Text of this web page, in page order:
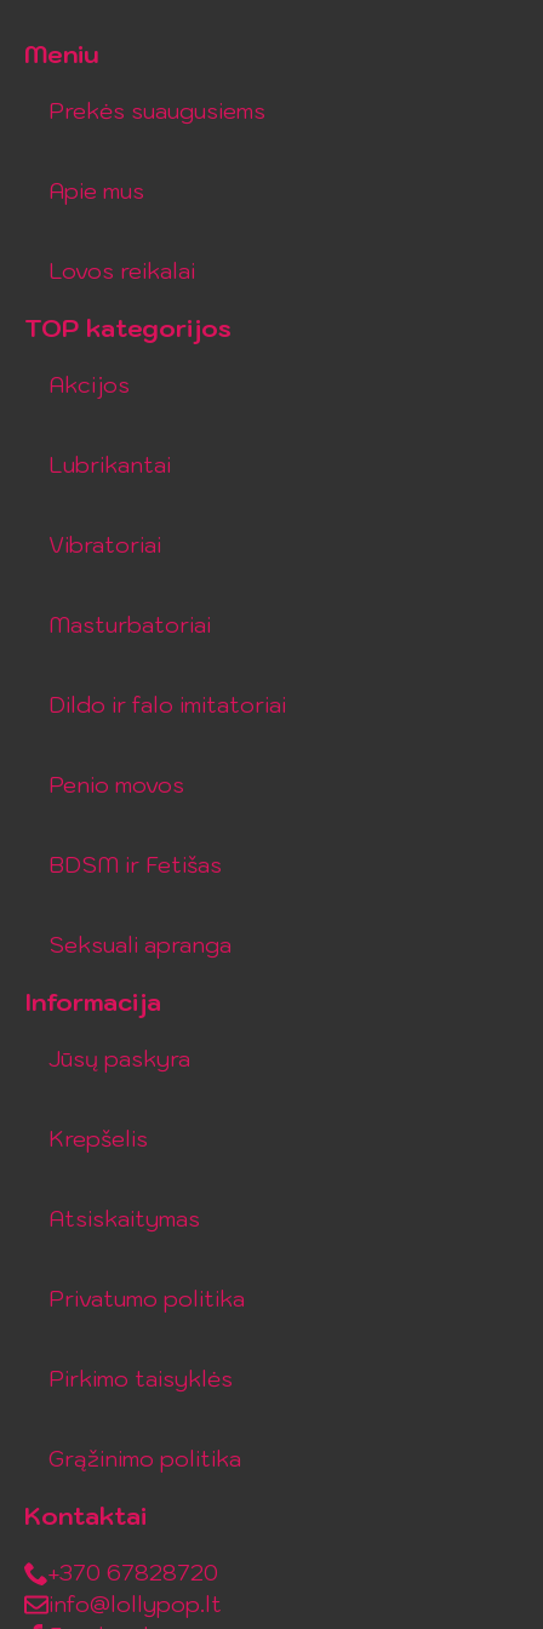
Meniu
Prekės suaugusiems
Apie mus
Lovos reikalai
TOP kategorijos
Akcijos
Lubrikantai
Vibratoriai
Masturbatoriai
Dildo ir falo imitatoriai
Penio movos
BDSM ir Fetišas
Seksuali apranga
Informacija
Jūsų paskyra
Krepšelis
Atsiskaitymas
Privatumo politika
Pirkimo taisyklės
Grąžinimo politika
Kontaktai
+370 67828720
info@lollypop.lt